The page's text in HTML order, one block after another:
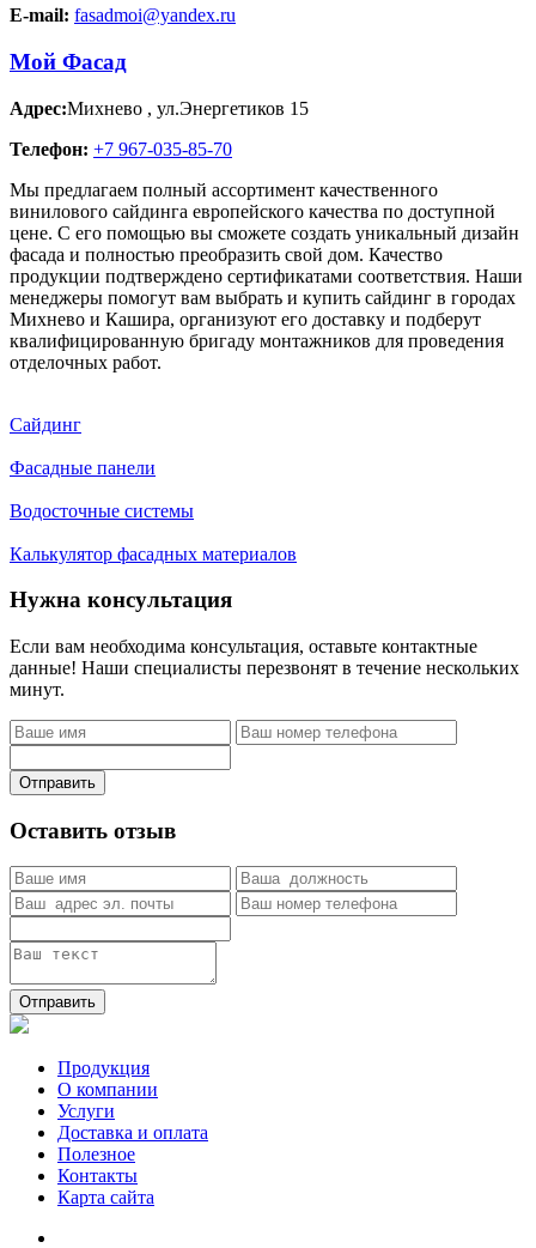
E-mail: fasadmoi@yandex.ru
Мой Фасад
Адрес:Михнево , ул.Энергетиков 15
Телефон: +7 967-035-85-70
Мы предлагаем полный ассортимент качественного
винилового сайдинга европейского качества по доступной
цене. С его помощью вы сможете создать уникальный дизайн
фасада и полностью преобразить свой дом. Качество
продукции подтверждено сертификатами соответствия. Наши
менеджеры помогут вам выбрать и купить сайдинг в городах
Михнево и Кашира, организуют его доставку и подберут
квалифицированную бригаду монтажников для проведения
отделочных работ.
Сайдинг
Фасадные панели
Водосточные системы
Калькулятор фасадных материалов
Нужна консультация
Если вам необходима консультация, оставьте контактные
данные! Наши специалисты перезвонят в течение нескольких
минут.
Отправить
Оставить отзыв
Отправить
Продукция
О компании
Услуги
Доставка и оплата
Полезное
Контакты
Карта сайта